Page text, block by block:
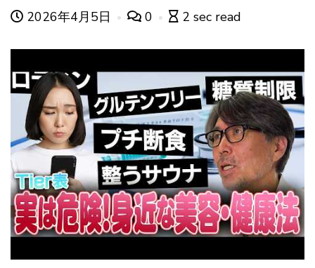
2026年4月5日 0 2 sec read